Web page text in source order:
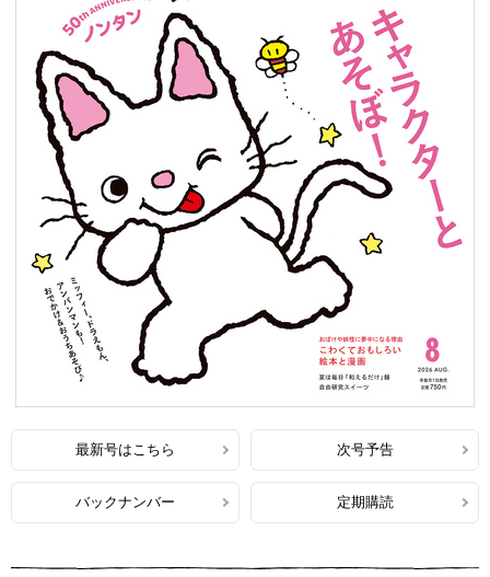
最新号はこちら 次号予告
バックナンバー 定期購読